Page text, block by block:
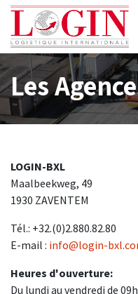
Les
LOGIN-BXL
Maalbeekweg, 49
1930 ZAVENTEM
Tél.: +32.(0)2.880.82.80
E-mail : info@login-
Heures d'ouverture:
Du lundi au vendredi de